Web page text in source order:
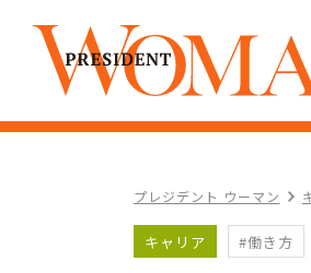
プレジデント ウーマン
キャリア #働き方